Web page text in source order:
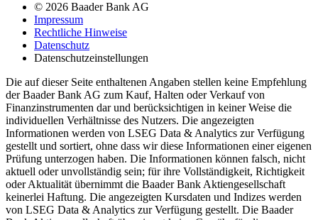
© 2026 Baader Bank AG
Impressum
Rechtliche Hinweise
Datenschutz
Datenschutzeinstellungen
Die auf dieser Seite enthaltenen Angaben stellen keine Empfehlung
der Baader Bank AG zum Kauf, Halten oder Verkauf von
Finanzinstrumenten dar und berücksichtigen in keiner Weise die
individuellen Verhältnisse des Nutzers. Die angezeigten
Informationen werden von LSEG Data & Analytics zur Verfügung
gestellt und sortiert, ohne dass wir diese Informationen einer eigenen
Prüfung unterzogen haben. Die Informationen können falsch, nicht
aktuell oder unvollständig sein; für ihre Vollständigkeit, Richtigkeit
oder Aktualität übernimmt die Baader Bank Aktiengesellschaft
keinerlei Haftung. Die angezeigten Kursdaten und Indizes werden
von LSEG Data & Analytics zur Verfügung gestellt. Die Baader